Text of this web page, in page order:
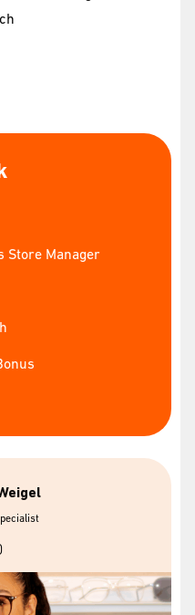
Store Manager